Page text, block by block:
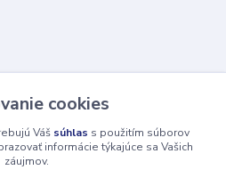
cookies
Váš súhlas s použitím súborov
informácie týkajúce sa Vašich
záujmov.